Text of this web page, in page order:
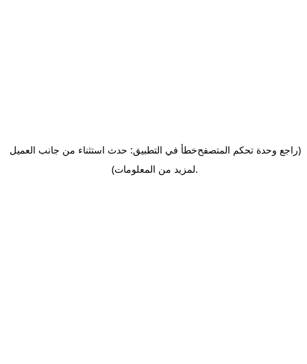
خطأ في التطبيق: حدث استثناء من جانب العميل(راجع وحدة تحكم المتصفح
لمزيد من المعلومات).